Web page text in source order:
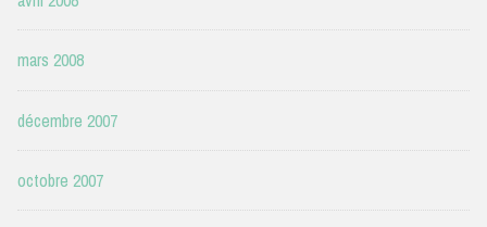
mars 2008
décembre 2007
octobre 2007